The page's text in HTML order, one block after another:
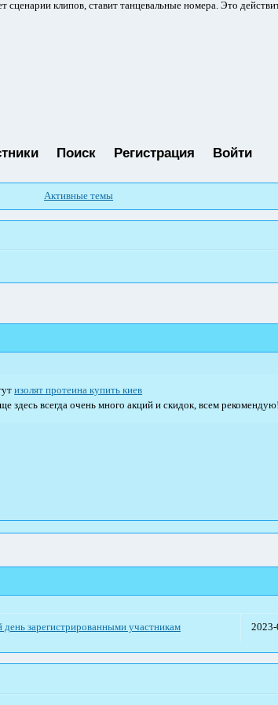
клипов, ставит танцевальные номера. Это
Поиск Регистрация Войти
Активные темы
изолят протеина купить киев
здесь всегда очень много акций и скидок, всем рекомендую!
зарегистрированными участникам